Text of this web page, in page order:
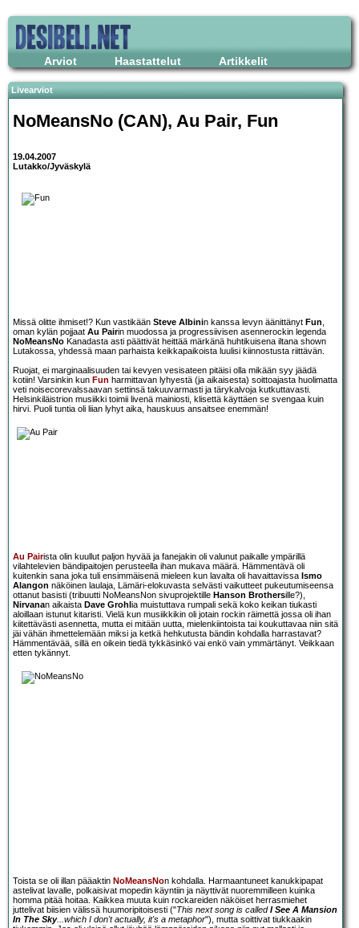
Arviot Haastattelut Artikkelit
Livearviot
NoMeansNo (CAN), Au Pair, Fun
19.04.2007
Lutakko/Jyväskylä
Missä olitte ihmiset!? Kun vastikään Steve Albinin kanssa levyn äänittänyt Fun,
oman kylän pojjaat Au Pairin muodossa ja progressiivisen asennerockin legenda
NoMeansNo Kanadasta asti päättivät heittää märkänä huhtikuisena iltana shown
Lutakossa, yhdessä maan parhaista keikkapaikoista luulisi kiinnostusta riittävän.
Ruojat, ei marginaalisuuden tai kevyen vesisateen pitäisi olla mikään syy jäädä
kotiin! Varsinkin kun Fun harmittavan lyhyestä (ja aikaisesta) soittoajasta huolimatta
veti noisecorevalssaavan settinsä takuuvarmasti ja tärykalvoja kutkuttavasti.
Helsinkiläistrion musiikki toimii livenä mainiosti, klisettä käyttäen se svengaa kuin
hirvi. Puoli tuntia oli liian lyhyt aika, hauskuus ansaitsee enemmän!
Au Pairista olin kuullut paljon hyvää ja fanejakin oli valunut paikalle ympärillä
vilahtelevien bändipaitojen perusteella ihan mukava määrä. Hämmentävä oli
kuitenkin sana joka tuli ensimmäisenä mieleen kun lavalta oli havaittavissa Ismo
Alangon näköinen laulaja, Lämäri-elokuvasta selvästi vaikutteet pukeutumiseensa
ottanut basisti (tribuutti NoMeansNon sivuprojektille Hanson Brothersille?),
Nirvanan aikaista Dave Grohl ia muistuttava rumpali sekä koko keikan tiukasti
aloillaan istunut kitaristi. Vielä kun musiikkikin oli jotain rockin räimettä jossa oli ihan
kiitettävästi asennetta, mutta ei mitään uutta, mielenkiintoista tai koukuttavaa niin sitä
jäi vähän ihmettelemään miksi ja ketkä hehkutusta bändin kohdalla harrastavat?
Hämmentävää, sillä en oikein tiedä tykkäsinkö vai enkö vain ymmärtänyt. Veikkaan
etten tykännyt.
Toista se oli illan pääaktin NoMeansNon kohdalla. Harmaantuneet kanukkipapat
astelivat lavalle, polkaisivat mopedin käyntiin ja näyttivät nuoremmilleen kuinka
homma pitää hoitaa. Kaikkea muuta kuin rockareiden näköiset herrasmiehet
juttelivat biisien välissä huumoripitoisesti ("This next song is calledI See A Mansion
In The Sky...which I don't actually, it's a metaphor"), mutta soittivat tiukkaakin